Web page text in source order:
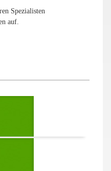
Spezialisten
auf.